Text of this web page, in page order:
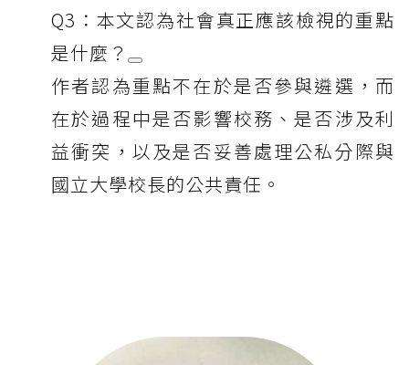
Q3：本文認為社會真正應該檢視的重點
是什麼？
作者認為重點不在於是否參與遴選，而
在於過程中是否影響校務、是否涉及利
益衝突，以及是否妥善處理公私分際與
國立大學校長的公共責任。